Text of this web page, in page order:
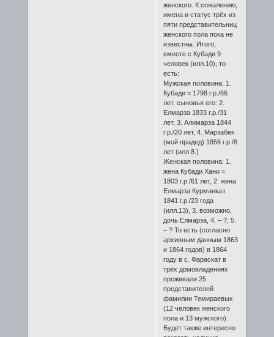
женского. К сожалению,
имена и статус трёх из
пяти представительниц
женского пола пока не
известны. Итого,
вместе с Кубади 9
человек (илл.10), то
есть:
Мужская половина: 1.
Кубади ≈ 1798 г.р./66
лет, сыновья его: 2.
Елмарза 1833 г.р./31
лет, 3. Алимарза 1844
г.р./20 лет, 4. Марзабек
(мой прадед) 1856 г.р./8
лет (илл.8.)
Женская половина: 1.
жена Кубади Хани ≈
1803 г.р./61 лет, 2. жена
Елмарза Курманказ
1841 г.р./23 года
(илл.13), 3. возможно,
дочь Елмарза, 4. – ?, 5.
– ? То есть (согласно
архивным данным 1863
и 1864 годов) в 1864
году в с. Фараскат в
трёх домовладениях
проживали 25
представителей
фамилии Темираевых
(12 человек женского
пола и 13 мужского).
Будет также интересно